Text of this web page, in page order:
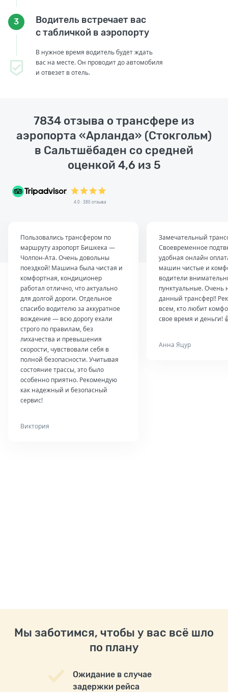
3
Водитель встречает вас
с табличкой в аэропорту
В нужное время водитель будет ждать
вас на месте. Он проводит до автомобиля
и отвезет в отель.
7834 отзыва о трансфере из
аэропорта «Арланда» (Стокгольм)
в Сальтшёбаден со средней
оценкой 4,6 из 5
4.0 · 380 отзыва
Пользовались трансфером по
маршруту аэропорт Бишкека —
Чолпон-Ата. Очень довольны
поездкой! Машина была чистая и
комфортная, кондиционер
работал отлично, что актуально
для долгой дороги. Отдельное
спасибо водителю за аккуратное
вождение — всю дорогу ехали
строго по правилам, без
лихачества и превышения
скорости, чувствовали себя в
полной безопасности. Учитывая
состояние трассы, это было
особенно приятно. Рекомендую
как надежный и безопасный
сервис!
Виктория
Замечательный
Своевременное
удобная онлайн
машин чистые и
водители
пунктуальные. Очень
данный трансфер!!
всем, кто любит
свое время и деньги!
Анна Яцур
Мы заботимся, чтобы у вас всё шло
по плану
Ожидание в случае
задержки рейса